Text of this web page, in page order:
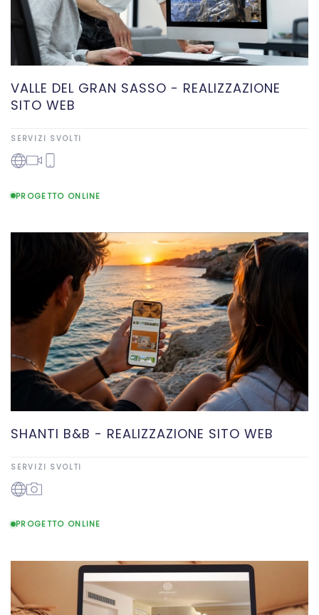
VALLE DEL GRAN SASSO - REALIZZAZIONE
SITO WEB
SERVIZI SVOLTI
PROGETTO ONLINE
SHANTI B&B - REALIZZAZIONE SITO WEB
SERVIZI SVOLTI
PROGETTO ONLINE